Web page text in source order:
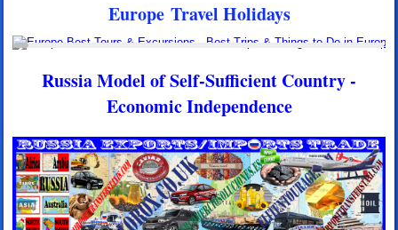
Europe Travel Holidays
Russia Model of Self-Sufficient Country -
Economic Independence